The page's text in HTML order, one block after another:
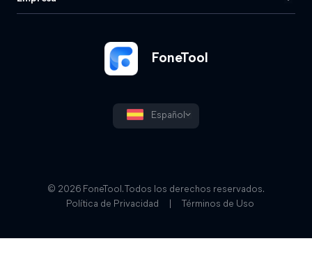
FoneTool
Español
© 2026 FoneTool. Todos los derechos reservados.
Política de Privacidad
Términos de Uso